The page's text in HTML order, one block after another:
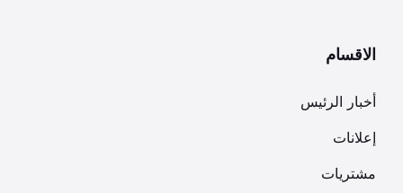
الاقسام
أخبار الرئيس
إعلانات
مشتريات